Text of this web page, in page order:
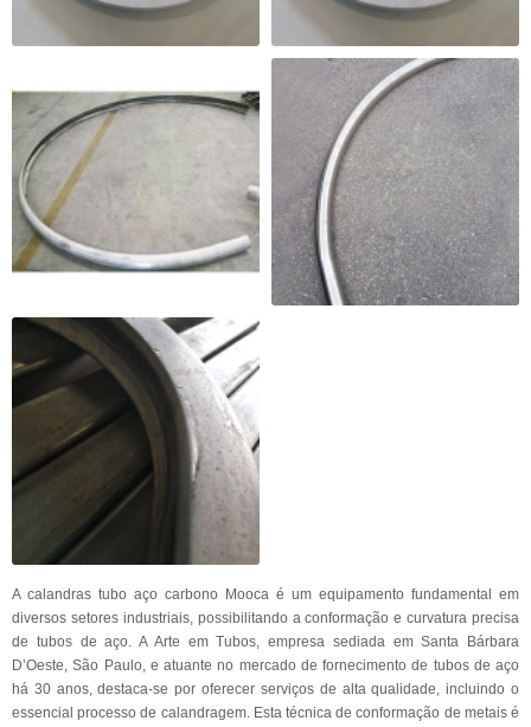
A calandras tubo aço carbono Mooca é um equipamento fundamental em
diversos setores industriais, possibilitando a conformação e curvatura precisa
de tubos de aço. A Arte em Tubos, empresa sediada em Santa Bárbara
D’Oeste, São Paulo, e atuante no mercado de fornecimento de tubos de aço
há 30 anos, destaca-se por oferecer serviços de alta qualidade, incluindo o
essencial processo de calandragem. Esta técnica de conformação de metais é